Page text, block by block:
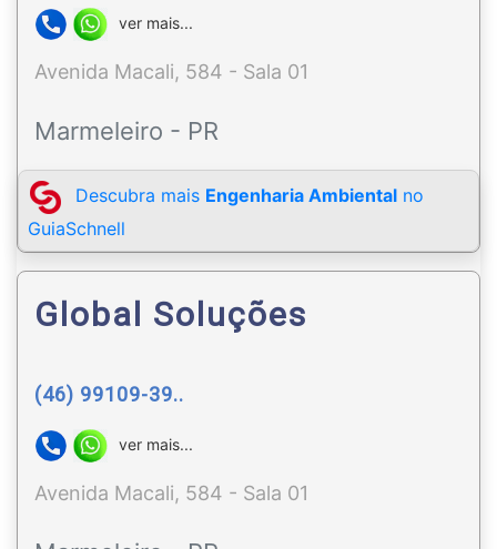
ver mais...
Avenida Macali, 584 - Sala 01
Marmeleiro - PR
Descubra mais Engenharia Ambiental no
GuiaSchnell
Global Soluções
(46) 99109-39..
ver mais...
Avenida Macali, 584 - Sala 01